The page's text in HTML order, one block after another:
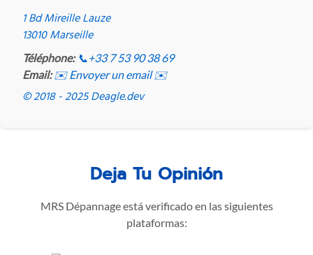
1 Bd Mireille Lauze
13010 Marseille
Téléphone: 📞 +33 7 53 90 38 69
Email: ✉️ Envoyer un email ✉️
© 2018 - 2025 Deagle.dev
Deja Tu Opinión
MRS Dépannage está verificado en las siguientes
plataformas: